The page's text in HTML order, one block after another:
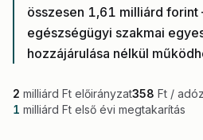
összesen 1,61 milliárd
egészségügyi szakmai
hozzájárulása nélkül
2 milliárd Ft előirányzat358 Ft /
1 milliárd Ft első évi megtakarítás